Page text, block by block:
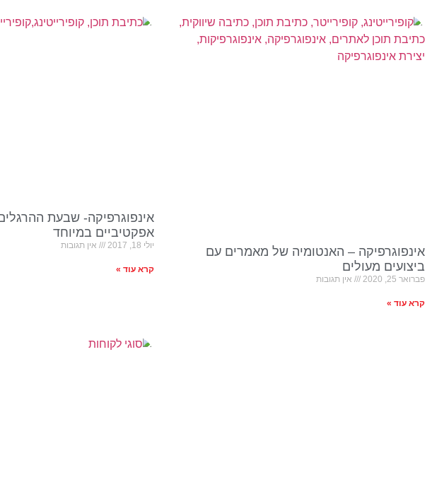
אינפוגרפיקה – האנטומיה של מאמרים עם
ביצועים מעולים
פברואר 25, 2020 אין תגובות
קרא עוד »
אינפוגרפיקה- שבעת
אפקטיביים במיוחד
יולי 18, 2017 אין תגובות
קרא עוד »